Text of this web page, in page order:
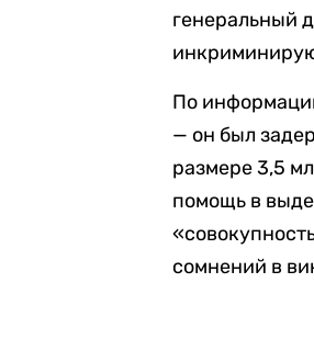
генеральный
По
— он был
размере 3,5
помощь в
сомнений в